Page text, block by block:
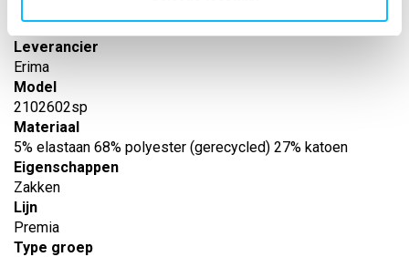
Leverancier
Erima
Model
2102602sp
Materiaal
5% elastaan 68% polyester (gerecycled) 27% katoen
Eigenschappen
Zakken
Lijn
Premia
Type groep